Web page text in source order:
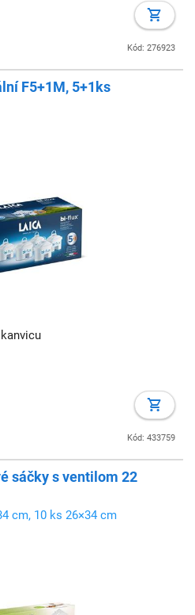
Kód: 276923
F5+1M, 5+1ks
Kód: 433759
sáčky s ventilom 22
cm, 10 ks 26×34 cm